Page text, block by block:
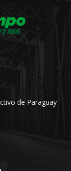
de Paraguay